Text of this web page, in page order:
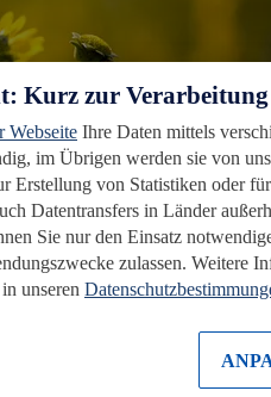
Ökosysteme, die weltweit atmen.
Kurz zur
Webseite Ihre Daten mittels
im Übrigen werden sie von
Erstellung von Statistiken oder
Datentransfers in Länder
Sie nur den Einsatz
zulassen. Weitere
unseren